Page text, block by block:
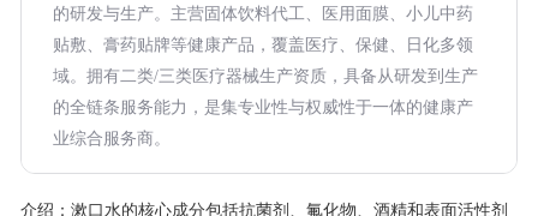
的研发与生产。主营固体饮料代工、医用面膜、小儿中药
贴敷、膏药贴牌等健康产品，覆盖医疗、保健、日化多领
域。拥有二类/三类医疗器械生产资质，具备从研发到生产
的全链条服务能力，是集专业性与权威性于一体的健康产
业综合服务商。
介绍： 漱口水的核心成分包括抗菌剂、氟化物、酒精和表面活性剂